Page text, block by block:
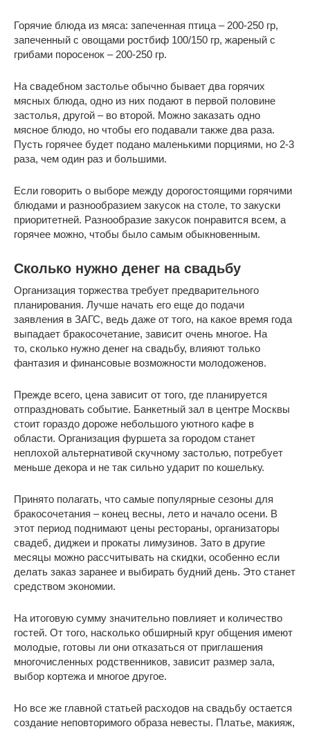
Горячие блюда из мяса: запеченная птица – 200-250 гр,
запеченный с овощами ростбиф 100/150 гр, жареный с
грибами поросенок – 200-250 гр.
На свадебном застолье обычно бывает два горячих
мясных блюда, одно из них подают в первой половине
застолья, другой – во второй. Можно заказать одно
мясное блюдо, но чтобы его подавали также два раза.
Пусть горячее будет подано маленькими порциями, но 2-3
раза, чем один раз и большими.
Если говорить о выборе между дорогостоящими горячими
блюдами и разнообразием закусок на столе, то закуски
приоритетней. Разнообразие закусок понравится всем, а
горячее можно, чтобы было самым обыкновенным.
Сколько нужно денег на свадьбу
Организация торжества требует предварительного
планирования. Лучше начать его еще до подачи
заявления в ЗАГС, ведь даже от того, на какое время года
выпадает бракосочетание, зависит очень многое. На
то, сколько нужно денег на свадьбу, влияют только
фантазия и финансовые возможности молодоженов.
Прежде всего, цена зависит от того, где планируется
отпраздновать событие. Банкетный зал в центре Москвы
стоит гораздо дороже небольшого уютного кафе в
области. Организация фуршета за городом станет
неплохой альтернативой скучному застолью, потребует
меньше декора и не так сильно ударит по кошельку.
Принято полагать, что самые популярные сезоны для
бракосочетания – конец весны, лето и начало осени. В
этот период поднимают цены рестораны, организаторы
свадеб, диджеи и прокаты лимузинов. Зато в другие
месяцы можно рассчитывать на скидки, особенно если
делать заказ заранее и выбирать будний день. Это станет
средством экономии.
На итоговую сумму значительно повлияет и количество
гостей. От того, насколько обширный круг общения имеют
молодые, готовы ли они отказаться от приглашения
многочисленных родственников, зависит размер зала,
выбор кортежа и многое другое.
Но все же главной статьей расходов на свадьбу остается
создание неповторимого образа невесты. Платье, макияж,